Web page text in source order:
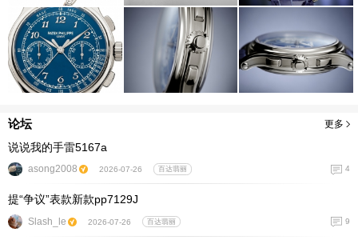
论坛 更多
说说我的手雷5167a
asong2008 2026-07-26 百达翡丽 4
提“争议”表款新款pp7129J
Slash_le 2026-07-26 百达翡丽 9